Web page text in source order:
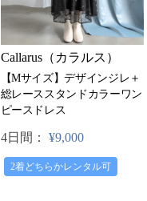
Callarus（カラルス）
【Mサイズ】デザインジレ＋
総レーススタンドカラーワン
ピースドレス
4日間： ¥9,000
2着どちらかレンタル可